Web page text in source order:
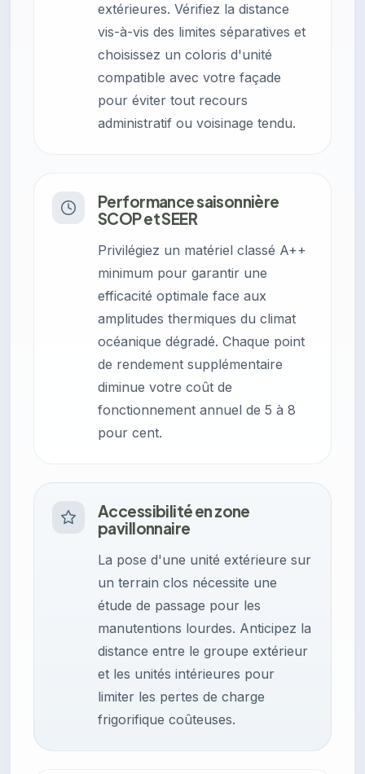
extérieures. Vérifiez la distance
vis-à-vis des limites séparatives et
choisissez un coloris d'unité
compatible avec votre façade
pour éviter tout recours
administratif ou voisinage tendu.
Performance saisonnière
SCOP et SEER
Privilégiez un matériel classé A++
minimum pour garantir une
efficacité optimale face aux
amplitudes thermiques du climat
océanique dégradé. Chaque point
de rendement supplémentaire
diminue votre coût de
fonctionnement annuel de 5 à 8
pour cent.
Accessibilité en zone
pavillonnaire
La pose d'une unité extérieure sur
un terrain clos nécessite une
étude de passage pour les
manutentions lourdes. Anticipez la
distance entre le groupe extérieur
et les unités intérieures pour
limiter les pertes de charge
frigorifique coûteuses.